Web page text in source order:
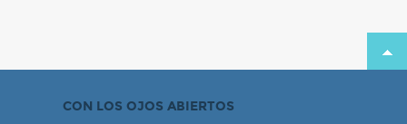
CON LOS OJOS ABIERTOS